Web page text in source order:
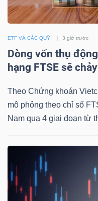
ETF VÀ CÁC QUỸ 3 giờ trước
Dòng vốn thụ
hạng FTSE sẽ
Theo Chứng khoán
mô phỏng theo chỉ số
Nam qua 4 giai đoạn từ
ĐỘNG
SẢN
TÀI
CHÍNH
HÀNG
HÓA